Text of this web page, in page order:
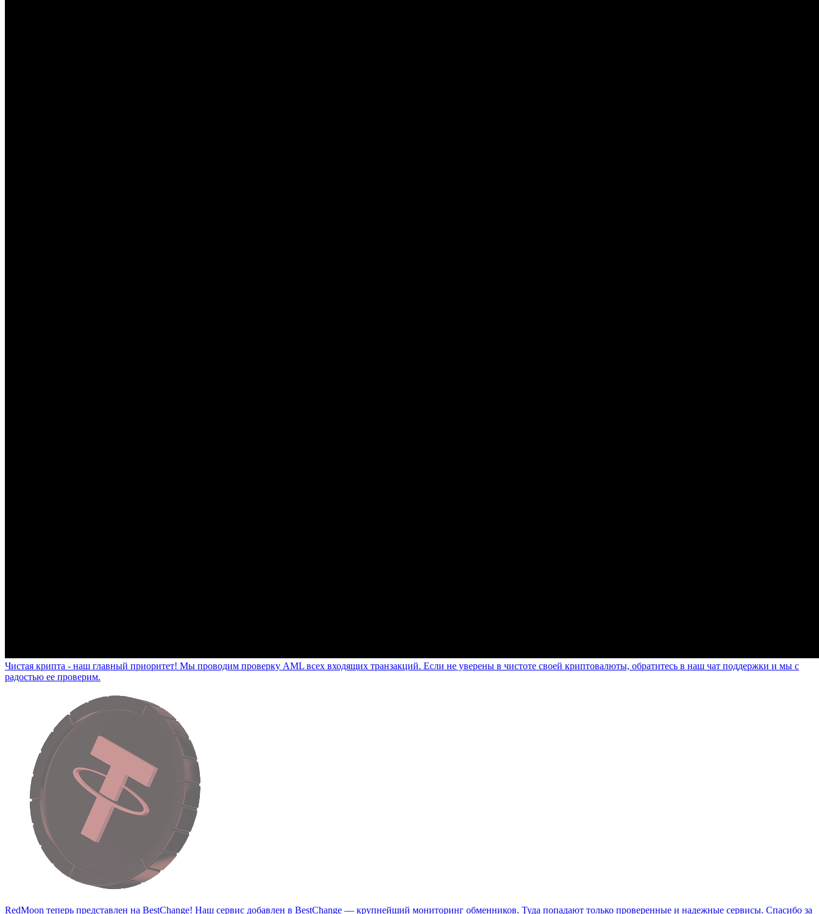
Чистая крипта - наш главный приоритет! Мы проводим проверку AML всех входящих транзакций. Если не уверены в чистоте своей криптовалюты, обратитесь в наш чат поддержки и мы с
радостью ее проверим.
RedMoon теперь представлен на BestChange! Наш сервис добавлен в BestChange — крупнейший мониторинг обменников. Туда попадают только проверенные и надежные сервисы. Спасибо за